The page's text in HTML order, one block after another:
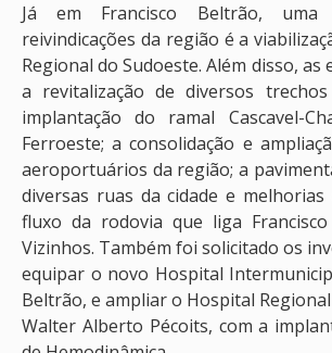
Já em Francisco Beltrão, uma
reivindicações da região é a
Regional do Sudoeste. Além disso, as
a revitalização de diversos
implantação do ramal Cascavel-
Ferroeste; a consolidação e
aeroportuários da região; a
diversas ruas da cidade e melhorias
fluxo da rodovia que liga
Vizinhos. Também foi solicitado os
equipar o novo Hospital
Beltrão, e ampliar o Hospital
Walter Alberto Pécoits, com a